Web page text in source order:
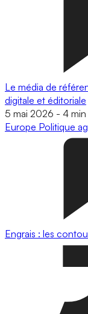
Le média de
digitale et éditoriale
5 mai 2026 - 4 min
Europe Politique
Engrais : les